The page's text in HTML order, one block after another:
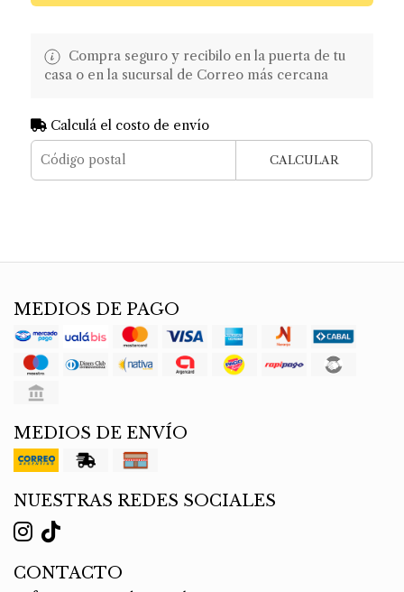
Compra seguro y recibilo en la puerta de tu
casa o en la sucursal de Correo más cercana
Calculá el costo de envío
CALCULAR
MEDIOS DE PAGO
MEDIOS DE ENVÍO
NUESTRAS REDES SOCIALES
CONTACTO